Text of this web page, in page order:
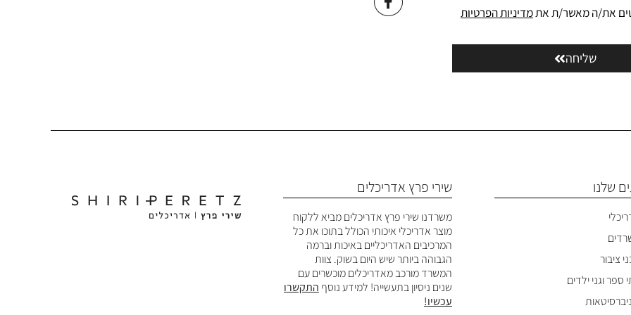
את/ה מאשר/ת אתמדיניות הפרטיות
שליחה
שלנו
ציבור
ספר וגני ילדים
שירי פרץ אדריכלים
משרדנו שירי פרץ אדריכלים מביא ללקוח
מוצר אדריכלי איכותי הכולל בתוכו את כל
המרכיבים האדריכליים באיכות וברמה
הגבוהה ביותר שיש היום בשוק. צוות
המשרד מורכב מאדריכלים מוכשרים עם
שנים ניסיון בתעשייה! למידע נוסף התקשרו
עכשיו!